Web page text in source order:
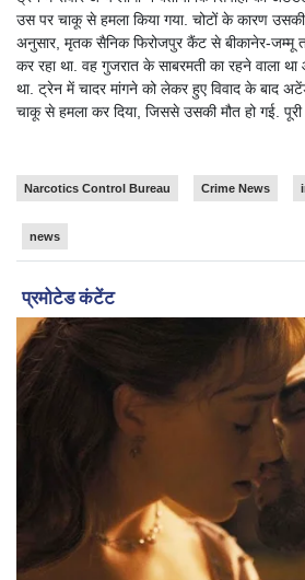
उस पर चाकू से हमला किया गया. चोटों के कारण उसकी
अनुसार, मृतक सैनिक फिरोजपुर कैंट से बीकानेर-जम्मू
कर रहा था. वह गुजरात के साबरमती का रहने वाला
था. ट्रेन में चादर मांगने को लेकर हुए विवाद के बाद
चाकू से हमला कर दिया, जिससे उसकी मौत हो गई. पूरी
Narcotics Control Bureau Crime News
news